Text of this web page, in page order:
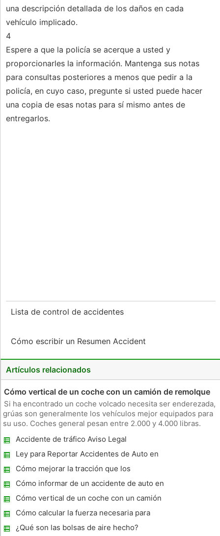
una descripción detallada de los daños en cada
vehículo implicado.
4
Espere a que la policía se acerque a usted y
proporcionarles la información. Mantenga sus notas
para consultas posteriores a menos que pedir a la
policía, en cuyo caso, pregunte si usted puede hacer
una copia de esas notas para sí mismo antes de
entregarlos.
Lista de control de accidentes
Cómo escribir un Resumen Accident
Artículos relacionados
Cómo vertical de un coche con un camión de remolque
Si ha encontrado un coche volcado necesita ser enderezada,
grúas son generalmente los vehículos mejor equipados para
su uso. Coches general pesan entre 2.000 y 4.000 libras.
usted mismo o con un grupo de personas, como las
secciones dañadas pued
Accidente de tráfico Aviso Legal
Ley para Reportar Accidentes de Auto en
Massachusetts
Cómo mejorar la tracción que los
neumáticos para mojado
Cómo informar de un accidente de auto en
el Estado de Nueva Jersey
Cómo vertical de un coche con un camión
de remolque
Cómo calcular la fuerza necesaria para
mover un coche
¿Qué son las bolsas de aire hecho?